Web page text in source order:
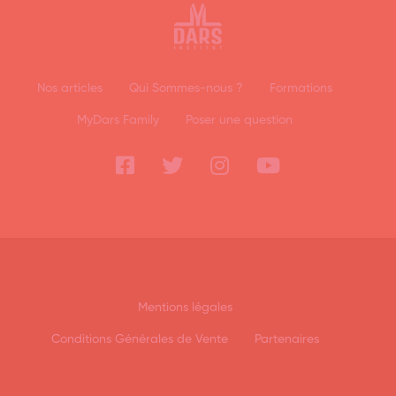
Nos articles Qui Sommes-nous ? Formations
MyDars Family Poser une question
Mentions légales
Conditions Générales de Vente Partenaires